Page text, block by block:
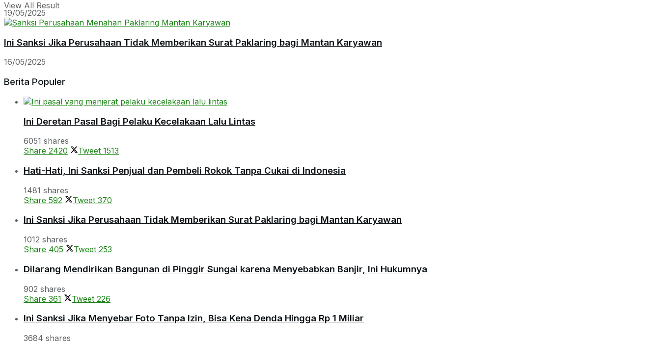
View All Result
19/05/2025
Ini Sanksi Jika Perusahaan Tidak Memberikan Surat Paklaring bagi Mantan Karyawan
16/05/2025
Berita Populer
Ini Deretan Pasal Bagi Pelaku Kecelakaan Lalu Lintas
6051 shares
Share 2420 Tweet 1513
Hati-Hati, Ini Sanksi Penjual dan Pembeli Rokok Tanpa Cukai di Indonesia
1481 shares
Share 592 Tweet 370
Ini Sanksi Jika Perusahaan Tidak Memberikan Surat Paklaring bagi Mantan Karyawan
1012 shares
Share 405 Tweet 253
Dilarang Mendirikan Bangunan di Pinggir Sungai karena Menyebabkan Banjir, Ini Hukumnya
902 shares
Share 361 Tweet 226
Ini Sanksi Jika Menyebar Foto Tanpa Izin, Bisa Kena Denda Hingga Rp 1 Miliar
3684 shares